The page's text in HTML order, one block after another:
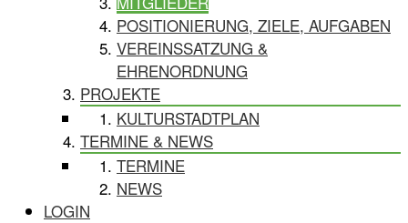
POSITIONIERUNG, ZIELE, AUFGABEN
VEREINSSATZUNG &
EHRENORDNUNG
PROJEKTE
KULTURSTADTPLAN
TERMINE & NEWS
TERMINE
NEWS
LOGIN